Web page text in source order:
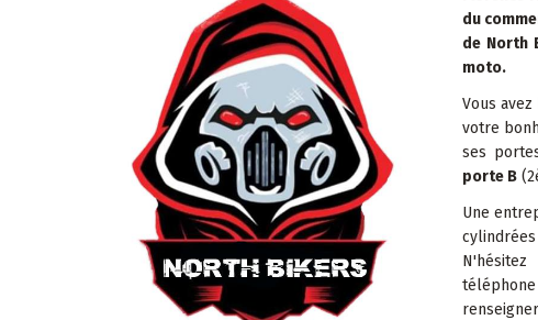
du
de North
moto.
Vous
votre
ses
porte B
Une
téléphone